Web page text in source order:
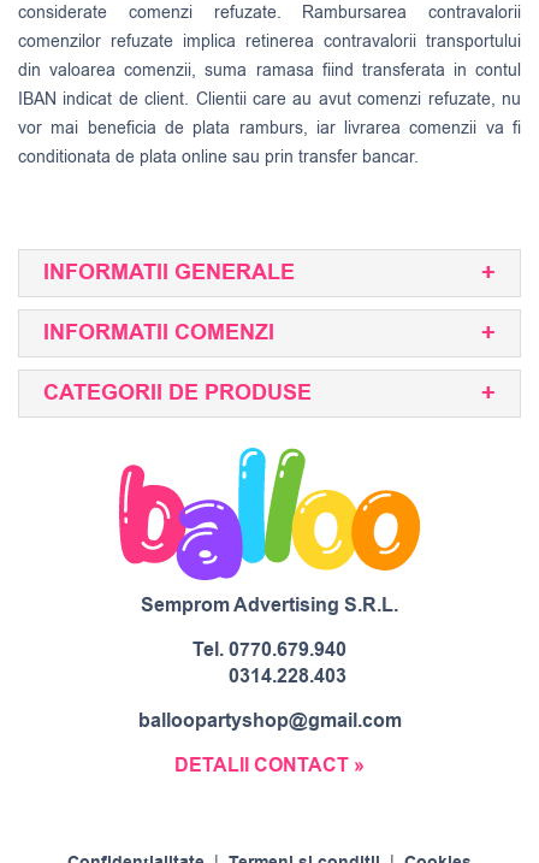
considerate comenzi refuzate. Rambursarea contravalorii
comenzilor refuzate implica retinerea contravalorii transportului
din valoarea comenzii, suma ramasa fiind transferata in contul
IBAN indicat de client. Clientii care au avut comenzi refuzate, nu
vor mai beneficia de plata ramburs, iar livrarea comenzii va fi
conditionata de plata online sau prin transfer bancar.
INFORMATII GENERALE
INFORMATII COMENZI
CATEGORII DE PRODUSE
Semprom Advertising S.R.L.
Tel.0770.679.940
0314.228.403
balloopartyshop@gmail.com
DETALII CONTACT »